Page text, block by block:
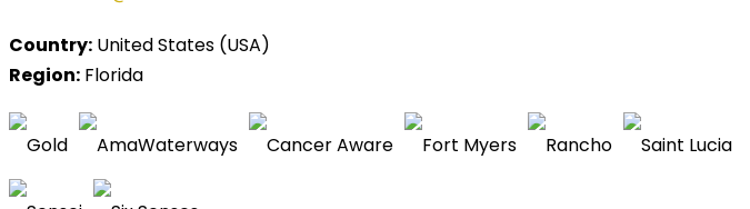
Country: United States (USA)
Region: Florida